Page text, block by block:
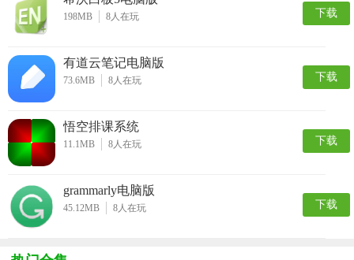
198MB 8 人在玩 下载
有道云笔记电脑版
73.6MB 8 人在玩 下载
悟空排课系统
11.1MB 8 人在玩 下载
grammarly电脑版
45.12MB 8 人在玩 下载